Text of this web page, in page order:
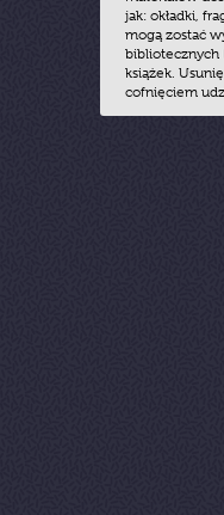
jak: okładki,
mogą zostać
bibliotecznych
książek.
cofnięciem